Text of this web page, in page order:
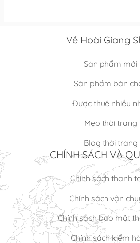
Về Hoài Giang
Sản phẩm mới
Sản phẩm bán
Được thuê nhiều
Mẹo thời trang
Blog thời trang
CHÍNH SÁCH VÀ
Chính sách thanh
Chính sách vận
Chính sách bảo mật
Chính sách kiểm